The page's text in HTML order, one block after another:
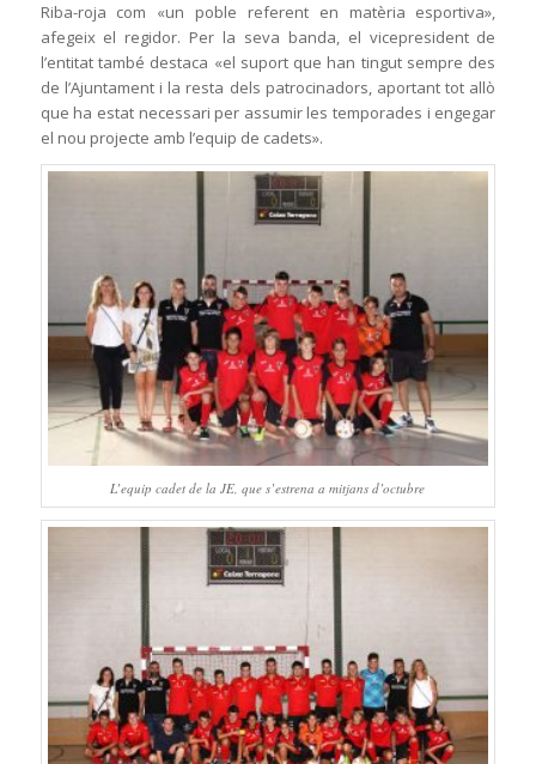
Riba-roja com «un poble referent en matèria esportiva»,
afegeix el regidor. Per la seva banda, el vicepresident de
l’entitat també destaca «el suport que han tingut sempre des
de l’Ajuntament i la resta dels patrocinadors, aportant tot allò
que ha estat necessari per assumir les temporades i engegar
el nou projecte amb l’equip de cadets».
L’equip cadet de la JE, que s’estrena a mitjans d’octubre